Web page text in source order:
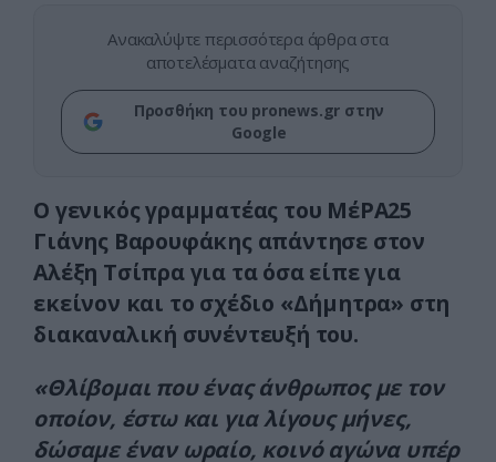
Ανακαλύψτε περισσότερα άρθρα στα
αποτελέσματα αναζήτησης
Προσθήκη του pronews.gr στην
Google
Ο γενικός γραμματέας του ΜέΡΑ25
Γιάνης Βαρουφάκης απάντησε στον
Αλέξη Τσίπρα για τα όσα είπε για
εκείνον και το σχέδιο «Δήμητρα» στη
διακαναλική συνέντευξή του.
«Θλίβομαι που ένας άνθρωπος με τον
οποίον, έστω και για λίγους μήνες,
δώσαμε έναν ωραίο, κοινό αγώνα υπέρ